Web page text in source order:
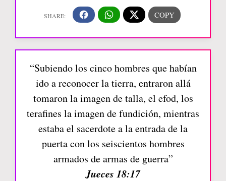
“Subiendo los cinco hombres que habían
ido a reconocer la tierra, entraron allá
tomaron la imagen de talla, el efod, los
terafines la imagen de fundición, mientras
estaba el sacerdote a la entrada de la
puerta con los seiscientos hombres
armados de armas de guerra”
Jueces 18:17